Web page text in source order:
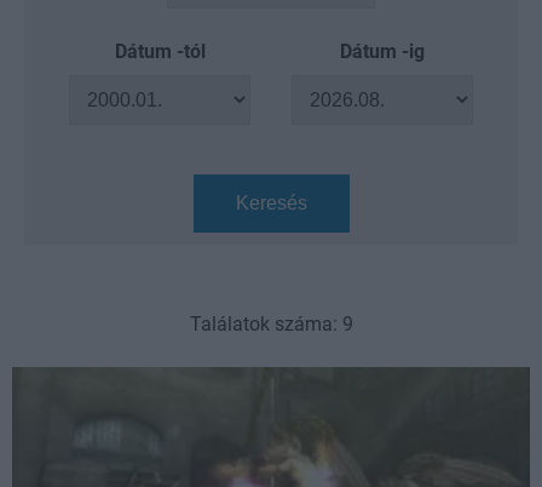
Dátum -tól Dátum -ig
Keresés
Találatok száma: 9